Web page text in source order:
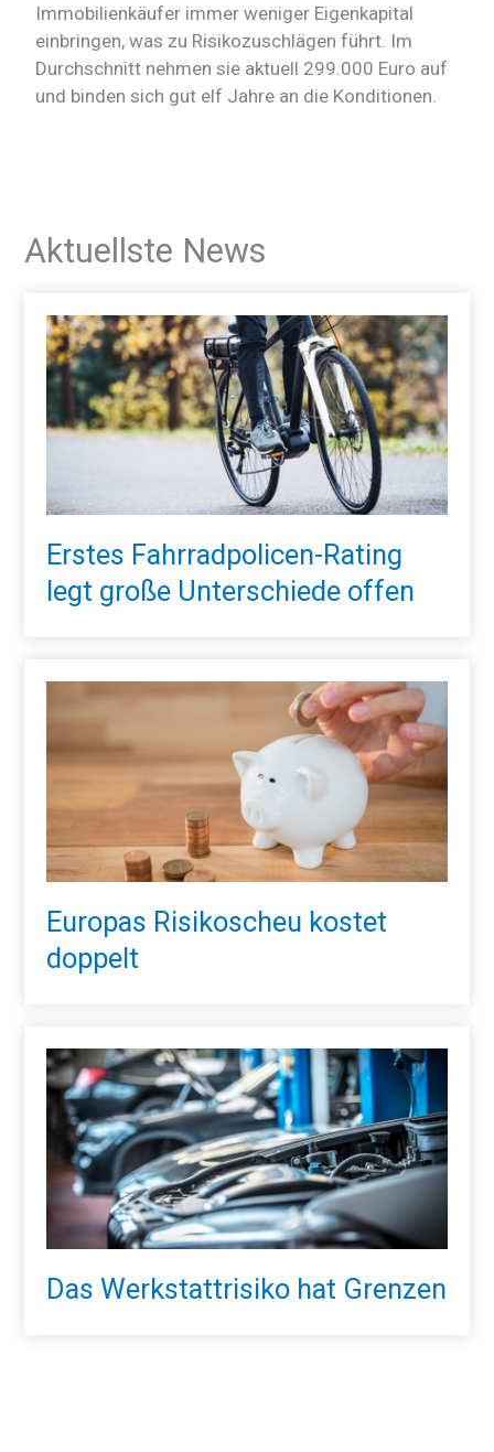
Immobilienkäufer immer weniger Eigenkapital
einbringen, was zu Risikozuschlägen führt. Im
Durchschnitt nehmen sie aktuell 299.000 Euro auf
und binden sich gut elf Jahre an die Konditionen.
Aktuellste News
Erstes Fahrradpolicen-Rating
legt große Unterschiede offen
Europas Risikoscheu kostet
doppelt
Das Werkstattrisiko hat Grenzen